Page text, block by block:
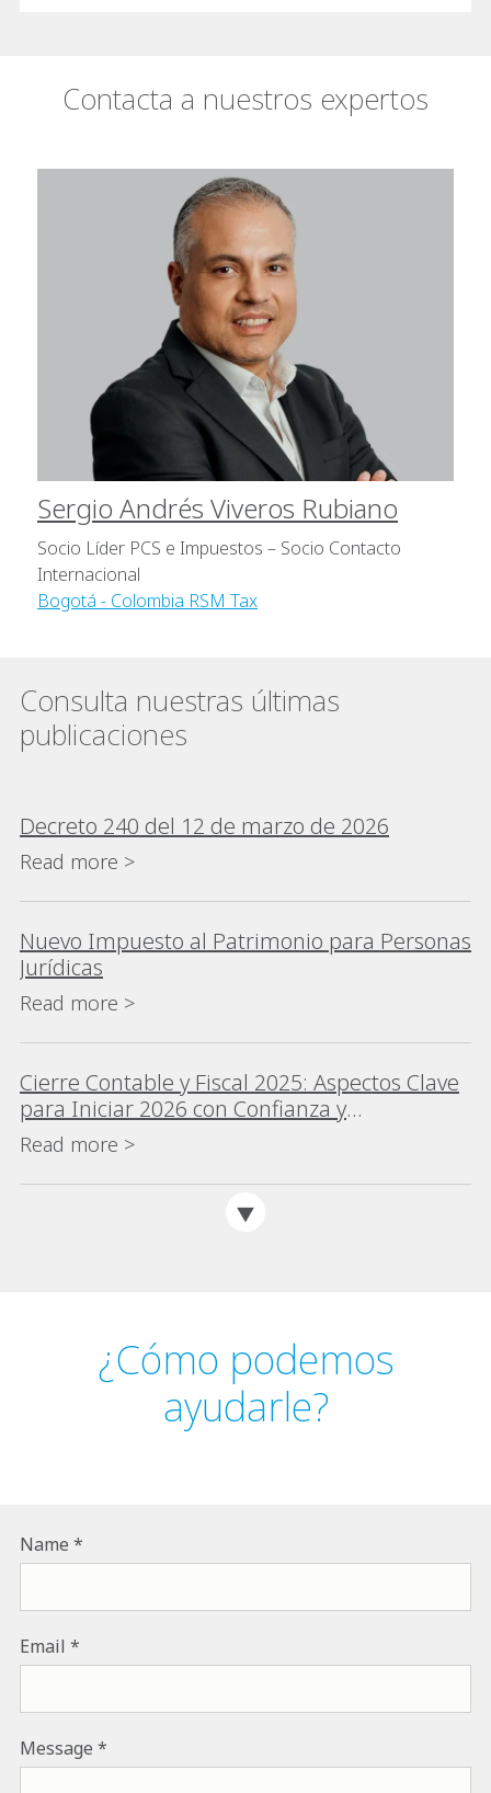
Contacta a nuestros expertos
Sergio Andrés Viveros Rubiano
Socio Líder PCS e Impuestos – Socio Contacto
Internacional
Bogotá - Colombia RSM Tax
Consulta nuestras últimas
publicaciones
Decreto 240 del 12 de marzo de 2026
Read more >
Nuevo Impuesto al Patrimonio para Personas
Jurídicas
Read more >
Cierre Contable y Fiscal 2025: Aspectos Clave
para Iniciar 2026 con Confianza y
Cumplimiento
Read more >
¿Cómo podemos
ayudarle?
Name
Email
Message